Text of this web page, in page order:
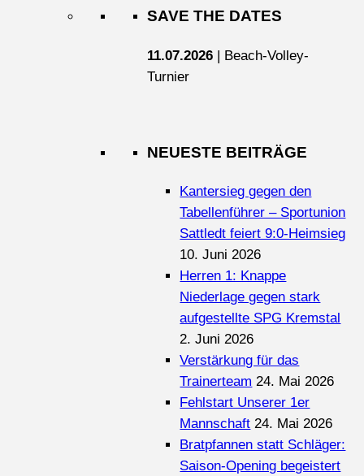
SAVE THE DATES
11.07.2026 | Beach-Volley-
Turnier
NEUESTE BEITRÄGE
Kantersieg gegen den
Tabellenführer – Sportunion
Sattledt feiert 9:0-Heimsieg
10. Juni 2026
Herren 1: Knappe
Niederlage gegen stark
aufgestellte SPG Kremstal
2. Juni 2026
Verstärkung für das
Trainerteam 24. Mai 2026
Fehlstart Unserer 1er
Mannschaft 24. Mai 2026
Bratpfannen statt Schläger:
Saison-Opening begeistert